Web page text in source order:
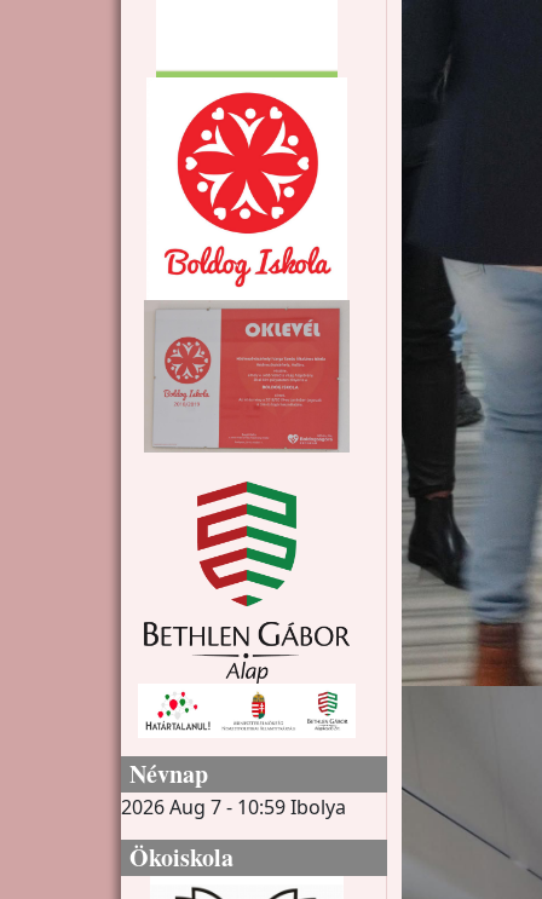
Névnap
2026 Aug 7 - 10:59Ibolya
Ökoiskola